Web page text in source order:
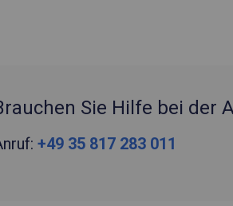
Sie Hilfe bei der
+49 35 817 283 011